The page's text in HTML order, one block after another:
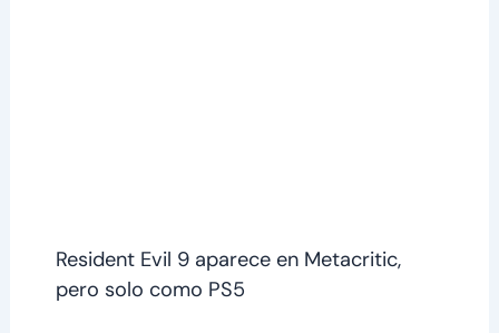
Resident Evil 9 aparece en Metacritic,
pero solo como PS5